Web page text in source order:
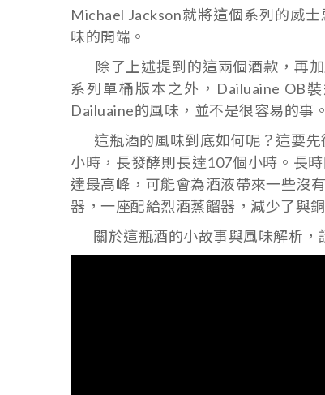
Michael Jackson就將這個系列的威
味的開端。
除了上述提到的這兩個酒款，再加
系列單桶版本之外，Dailuaine OB
Dailuaine的風味，並不是很容易的事。
這瓶酒的風味到底如何呢？這要先
小時，長發酵則長達107個小時。長
達最高峰，可能會為酒液帶來一些沒
器，一座配給烈酒蒸餾器，減少了與
關於這瓶酒的小故事與風味解析，